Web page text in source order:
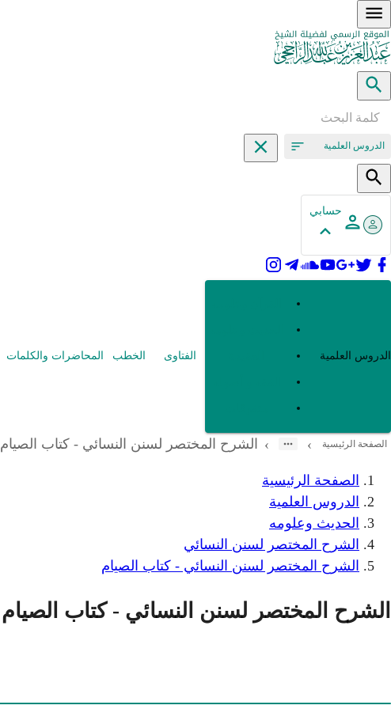
الدروس العلمية
حسابي
الدروس العلمية الفتاوى الخطب المحاضرات والكلمات
الصفحة الرئيسية ›
› الشرح المختصر لسنن النسائي - كتاب الصيام
الصفحة الرئيسية
الدروس العلمية
الحديث وعلومه
الشرح المختصر لسنن النسائي
الشرح المختصر لسنن النسائي - كتاب الصيام
الشرح المختصر لسنن النسائي - كتاب الصيام